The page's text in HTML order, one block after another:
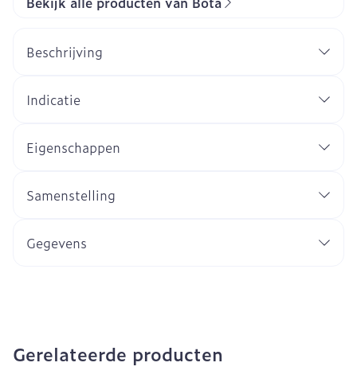
Beschrijving
Indicatie
Eigenschappen
Samenstelling
Gegevens
Gerelateerde producten